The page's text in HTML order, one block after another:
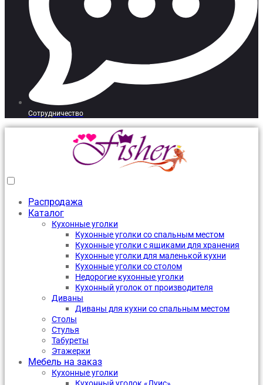
Сотрудничество
Распродажа
Каталог
Кухонные уголки
Кухонные уголки со спальным местом
Кухонные уголки с ящиками для хранения
Кухонные уголки для маленькой кухни
Кухонные уголки со столом
Недорогие кухонные уголки
Кухонный уголок от производителя
Диваны
Диваны для кухни со спальным местом
Столы
Стулья
Табуреты
Этажерки
Мебель на заказ
Кухонные уголки